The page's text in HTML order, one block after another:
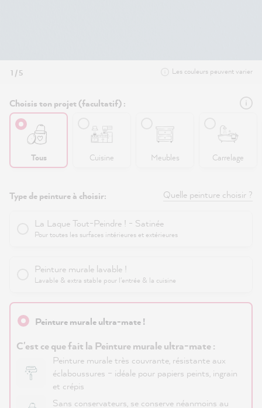
1 / 5 Les couleurs peuvent varier
Choisis ton projet (facultatif) :
Tous Cuisine Meubles Carrelage
Type de peinture à choisir: Quelle peinture choisir ?
La Laque Tout-Peindre ! - Satinée
Pour toutes les surfaces intérieures et extérieures
Peinture murale lavable !
Lavable & extra stable pour l'entrée & la cuisine
Peinture murale ultra-mate !
C'est ce que fait la Peinture murale ultra-mate :
Peinture murale très couvrante, résistante aux
éclaboussures – idéale pour papiers peints, ingrain
et crépis
Sans conservateurs, se conserve néanmoins au